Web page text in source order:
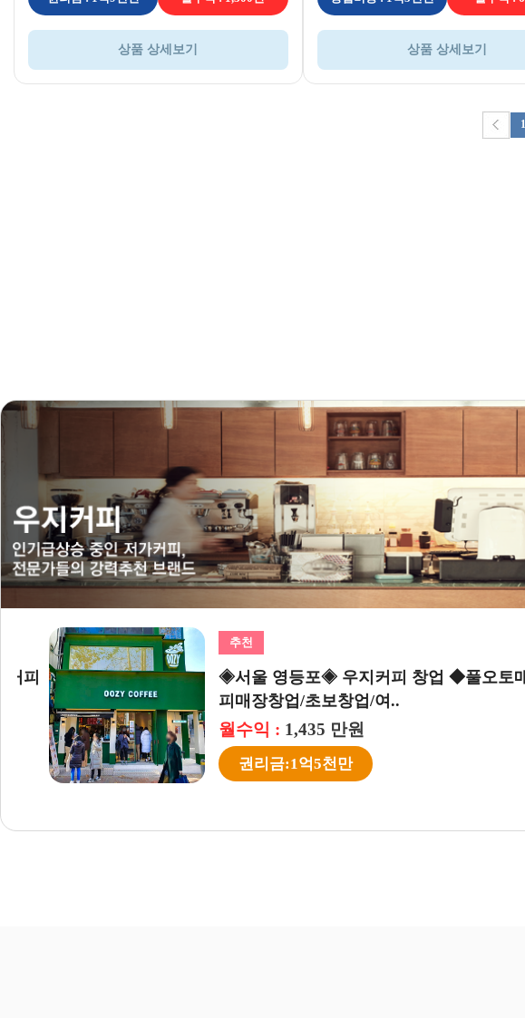
상품 상세보기 상품 상세보기
1
추천
◈서울 영등포◈ 우지커피 창업 ◆풀오토매장
피매장창업/초보창업/여..
월수익 :1,435 만원
권리금:1억5천만
창업
추천
남양주/양평 [우동키노야창업]월수익
소자본창업#고수익..
월수익 :890 만원
권리금:6천9백만